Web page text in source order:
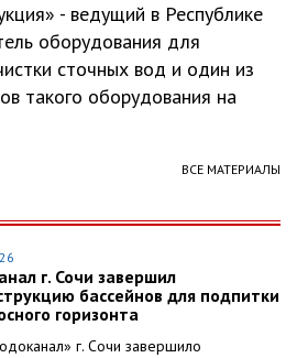
- ведущий в Республике
оборудования для
сточных вод и один из
такого оборудования на
ВСЕ МАТЕРИАЛЫ
г. Сочи завершил
бассейнов для подпитки
горизонта
г. Сочи завершило